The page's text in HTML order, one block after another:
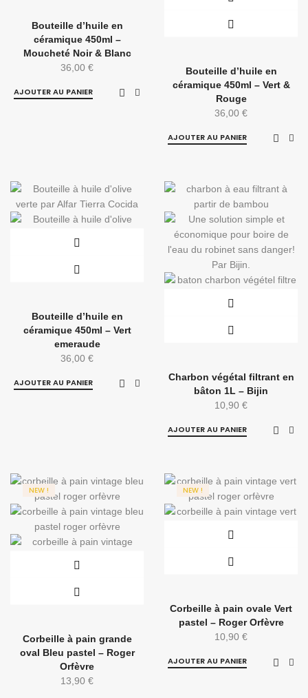
Bouteille d’huile en
céramique 450ml –
Moucheté Noir & Blanc
36,00 €
AJOUTER AU PANIER
Bouteille d’huile en
céramique 450ml – Vert &
Rouge
36,00 €
AJOUTER AU PANIER
Bouteille d’huile en
céramique 450ml – Vert
emeraude
36,00 €
AJOUTER AU PANIER
Charbon végétal filtrant en
bâton 1L – Bijin
10,90 €
AJOUTER AU PANIER
NEW !
Corbeille à pain grande
oval Bleu pastel – Roger
Orfèvre
13,90 €
NEW !
Corbeille à pain ovale Vert
pastel – Roger Orfèvre
10,90 €
AJOUTER AU PANIER